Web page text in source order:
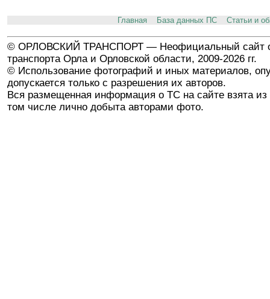
Главная База данных ПС Статьи и
© ОРЛОВСКИЙ ТРАНСПОРТ — Неофициальный сайт
транспорта Орла и Орловской области, 2009-2026 гг.
© Использование фотографий и иных материалов,
допускается только с разрешения их авторов.
Вся размещенная информация о ТС на сайте взята из
том числе лично добыта авторами фото.